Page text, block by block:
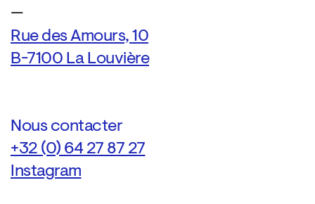
—
Rue des Amours, 10
B-7100 La Louvière
Nous contacter
+32 (0) 64 27 87 27
Instagram